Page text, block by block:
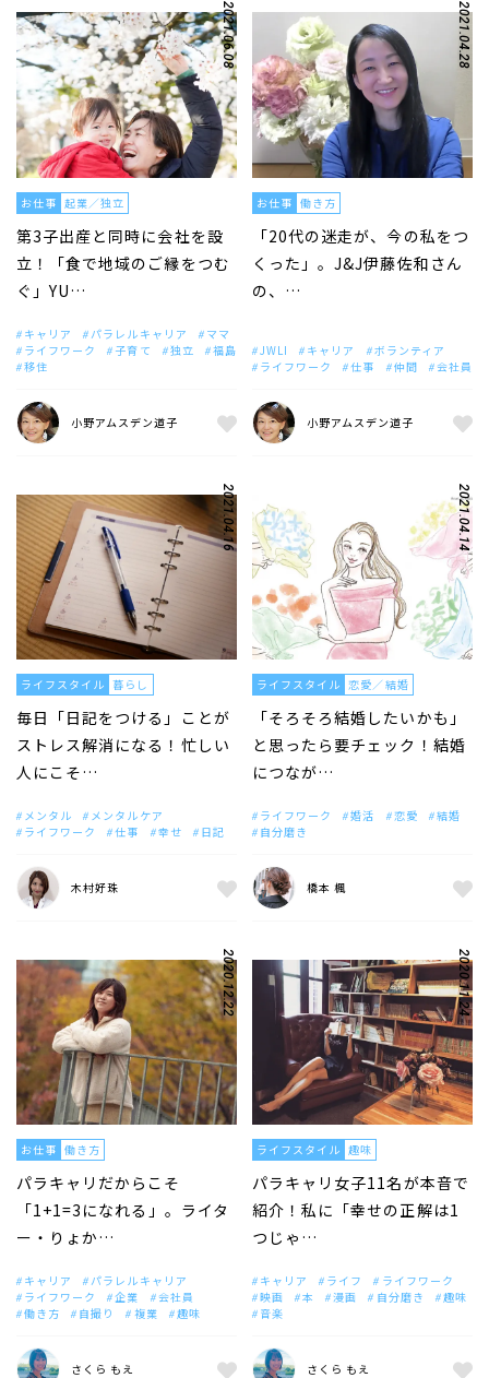
2021.06.08
お仕事 起業／独立
第3子出産と同時に会社を設
立！「食で地域のご縁をつむ
ぐ」YU…
キャリア パラレルキャリア
ママ
ライフワーク
子育て 独立
福島
移住
小野アムスデン道子
2021.04.28
お仕事 働き方
「20代の迷走が、今の私をつ
くった」。J&J伊藤佐和さん
の、…
JWLI キャリア
ボランティア
ライフワーク
仕事 仲間 会社員
小野アムスデン道子
2021.04.16
ライフスタイル 暮らし
毎日「日記をつける」ことが
ストレス解消になる！忙しい
人にこそ…
メンタル
メンタルケア
ライフワーク
仕事 幸せ 日記
木村好珠
2021.04.14
ライフスタイル 恋愛／結婚
「そろそろ結婚したいかも」
と思ったら要チェック！結婚
につなが…
ライフワーク 婚活 恋愛
結婚
自分磨き
橋本 楓
2020.12.22
お仕事 働き方
パラキャリだからこそ
「1+1=3になれる」。ライタ
ー・りょか…
キャリア
パラレルキャリア
ライフワーク
企業
会社員
働き方
自撮り 複業 趣味
さくら もえ
2020.11.24
ライフスタイル 趣味
パラキャリ女子11名が本音で
紹介！私に「幸せの正解は1
つじゃ…
キャリア ライフ
ライフワーク
映画
本 漫画 自分磨き
趣味
音楽
さくら もえ